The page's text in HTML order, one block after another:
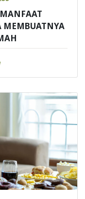
MEMBUATNYA